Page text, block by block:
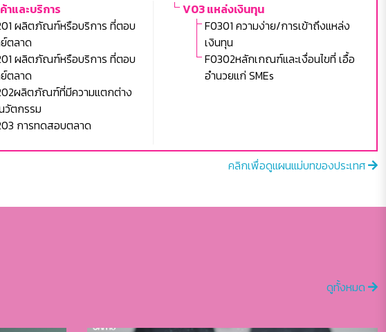
และบริการ
ผลิตภัณฑ์หรือบริการ ที่ตอบ
ตลาด
ผลิตภัณฑ์หรือบริการ ที่ตอบ
ตลาด
ผลิตภัณฑ์ที่มีความแตกต่าง
วัตกรรม
การทดสอบตลาด
V03 แหล่งเงินทุน
F0301 ความง่าย/การเข้าถึงแหล่ง
เงินทุน
F0302หลักเกณฑ์และเงื่อนไขที่ เอื้อ
อำนวยแก่ SMEs
คลิกเพื่อดูแผนแม่บทของประเทศ
ดูทั้งหมด